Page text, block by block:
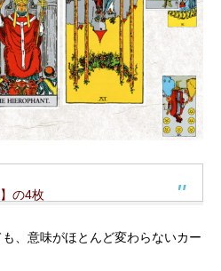
の4枚
、意味がほとんど変わらないカー